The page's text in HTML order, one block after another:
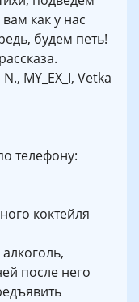
как у нас
будем петь!
MY_EX_I, Vetka
телефону:
коктейля
после него